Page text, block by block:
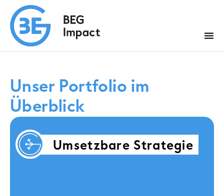
Unser Portfolio im
Überblick
Umsetzbare Strategie